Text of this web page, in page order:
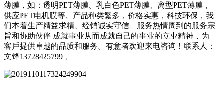
薄膜，如：透明PET薄膜、乳白色PET薄膜、离型PET薄膜，
供应PET电机膜等。产品种类繁多，价格实惠，科技环保，我
们本着生产精益求精、经销诚实守信、服务热情周到的服务宗
旨和协助伙伴 成就事业从而成就自己的事业的立业精神，为
客戶提供卓越的品质和服务。有意者欢迎来电咨询！联系人：
文锋13728425799 。